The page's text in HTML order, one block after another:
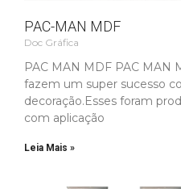
PAC-MAN MDF
Doc Gráfica
PAC MAN MDF PAC MAN
fazem um super sucesso
decoração.Esses foram
com aplicação
Leia Mais »